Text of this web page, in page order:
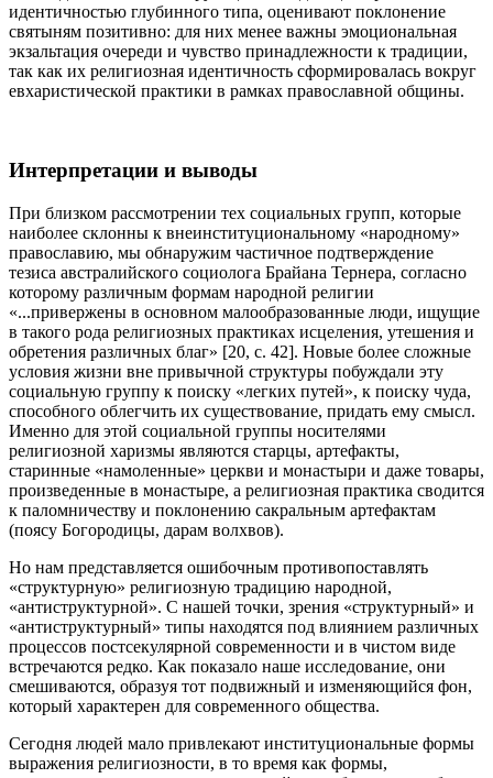
идентичностью глубинного типа, оценивают поклонение
святыням позитивно: для них менее важны эмоциональная
экзальтация очереди и чувство принадлежности к традиции,
так как их религиозная идентичность сформировалась вокруг
евхаристической практики в рамках православной общины.
Интерпретации и выводы
При близком рассмотрении тех социальных групп, которые
наиболее склонны к внеинституциональному «народному»
православию, мы обнаружим частичное подтверждение
тезиса австралийского социолога Брайана Тернера, согласно
которому различным формам народной религии
«...привержены в основном малообразованные люди, ищущие
в такого рода религиозных практиках исцеления, утешения и
обретения различных благ» [20, с. 42]. Новые более сложные
условия жизни вне привычной структуры побуждали эту
социальную группу к поиску «легких путей», к поиску чуда,
способного облегчить их существование, придать ему смысл.
Именно для этой социальной группы носителями
религиозной харизмы являются старцы, артефакты,
старинные «намоленные» церкви и монастыри и даже товары,
произведенные в монастыре, а религиозная практика сводится
к паломничеству и поклонению сакральным артефактам
(поясу Богородицы, дарам волхвов).
Но нам представляется ошибочным противопоставлять
«структурную» религиозную традицию народной,
«антиструктурной». С нашей точки, зрения «структурный» и
«антиструктурный» типы находятся под влиянием различных
процессов постсекулярной современности и в чистом виде
встречаются редко. Как показало наше исследование, они
смешиваются, образуя тот подвижный и изменяющийся фон,
который характерен для современного общества.
Сегодня людей мало привлекают институциональные формы
выражения религиозности, в то время как формы,